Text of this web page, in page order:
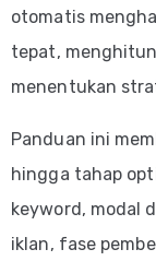
otomatis
tepat,
menentukan
Panduan ini
hingga tahap
keyword, modal
iklan, fase